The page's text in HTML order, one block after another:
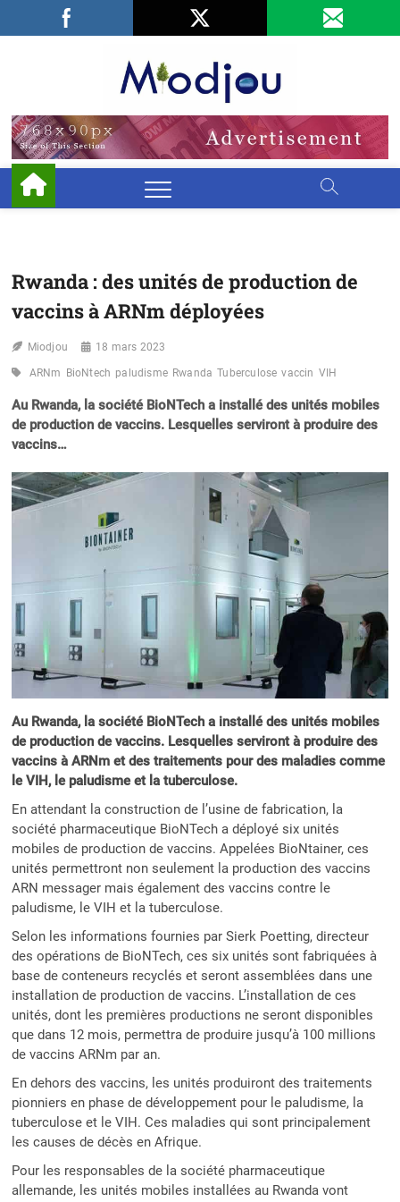
Facebook
LinkedIn
Rwanda : des unités de production de
vaccins à ARNm déployées
Miodjou 18 mars 2023
ARNm BioNtech paludisme Rwanda Tuberculose vaccin VIH
Au Rwanda, la société BioNTech a installé des unités mobiles
de production de vaccins. Lesquelles serviront à produire des
vaccins…
Au Rwanda, la société BioNTech a installé des unités mobiles
de production de vaccins. Lesquelles serviront à produire des
vaccins à ARNm et des traitements pour des maladies comme
le VIH, le paludisme et la tuberculose.
En attendant la construction de l’usine de fabrication, la
société pharmaceutique BioNTech a déployé six unités
mobiles de production de vaccins. Appelées BioNtainer, ces
unités permettront non seulement la production des vaccins
ARN messager mais également des vaccins contre le
paludisme, le VIH et la tuberculose.
Selon les informations fournies par Sierk Poetting, directeur
des opérations de BioNTech, ces six unités sont fabriquées à
base de conteneurs recyclés et seront assemblées dans une
installation de production de vaccins. L’installation de ces
unités, dont les premières productions ne seront disponibles
que dans 12 mois, permettra de produire jusqu’à 100 millions
de vaccins ARNm par an.
En dehors des vaccins, les unités produiront des traitements
pionniers en phase de développement pour le paludisme, la
tuberculose et le VIH. Ces maladies qui sont principalement
les causes de décès en Afrique.
Pour les responsables de la société pharmaceutique
allemande, les unités mobiles installées au Rwanda vont